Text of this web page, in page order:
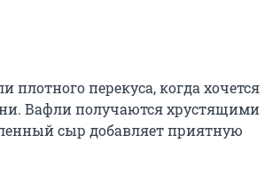
перекуса, когда хочется
Вафли получаются хрустящими
сыр добавляет приятную